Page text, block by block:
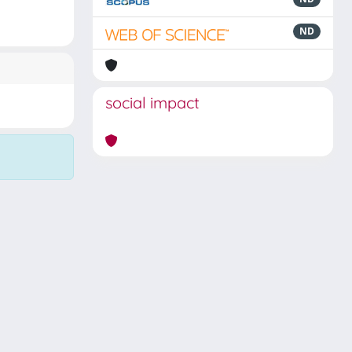
ND
social impact